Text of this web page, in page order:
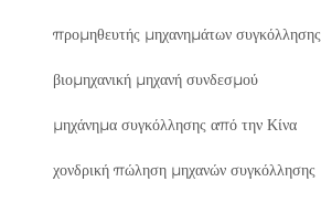
προμηθευτής μηχανημάτων συγκόλλησης
βιομηχανική μηχανή συνδεσμού
μηχάνημα συγκόλλησης από την Κίνα
χονδρική πώληση μηχανών συγκόλλησης